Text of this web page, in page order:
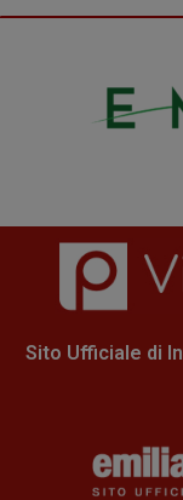
Sito Ufficiale di